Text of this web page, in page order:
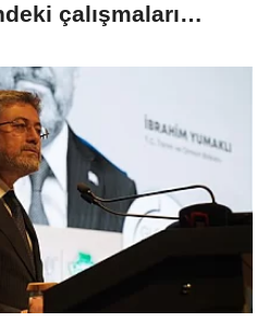
çalışmaları